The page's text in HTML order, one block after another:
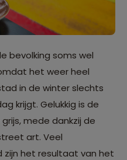
bevolking soms wel
het weer heel
in de winter slechts
krijgt. Gelukkig is de
mede dankzij de
art. Veel
zijn het resultaat van het